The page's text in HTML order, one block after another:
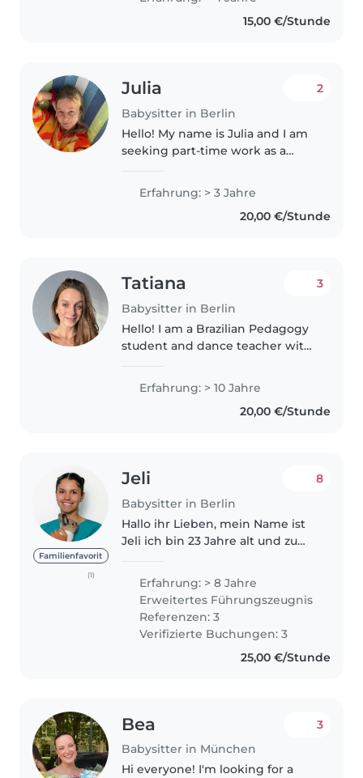
spent nearly 2 years working as
an au pair in Cologne, where..
15,00 €/Stunde
Julia
Babysitter in Berlin
2
Hello! My name is Julia and I am
seeking part-time work as a
which is very important to me. I
regularly exercise and maintain a
Erfahrung: > 3 Jahre
20,00 €/Stunde
Tatiana
Babysitter in Berlin
3
Hello! I am a Brazilian Pedagogy
student and dance teacher with
experience. I am a caring,
energetic, and responsible
person who loves working with
Erfahrung: > 10 Jahre
20,00 €/Stunde
Familienfavorit
(1)
Jeli
Babysitter in Berlin
8
Hallo ihr Lieben, mein Name ist
Jeli ich bin 23 Jahre alt und zu
Tiermedizinischen
Fachangestellten. Außerdem
durfte ich..
Erfahrung: > 8 Jahre
Erweitertes Führungszeugnis
Referenzen: 3
Verifizierte Buchungen: 3
25,00 €/Stunde
Bea
Babysitter in München
3
Hi everyone! I'm looking for a